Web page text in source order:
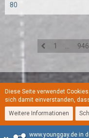
80
1 946
Regeln
www.younggay.de in
Diese Seite verwendet
sich damit einverstanden,
Weitere Informationen